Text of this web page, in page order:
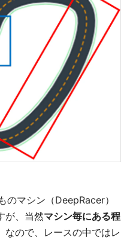
マシン（DeepRacer）
が、当然マシン毎にある程
なので、レースの中ではレ